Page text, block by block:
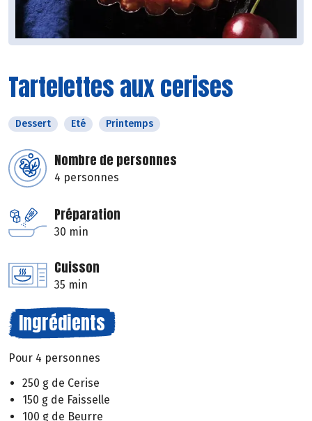
Tartelettes aux cerises
Dessert Eté Printemps
Nombre de personnes
4 personnes
Préparation
30 min
Cuisson
35 min
Ingrédients
Pour 4 personnes
250 g de Cerise
150 g de Faisselle
100 g de Beurre